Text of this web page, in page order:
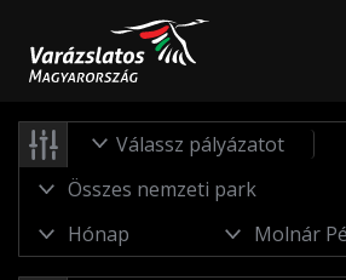
Válassz pályázatot